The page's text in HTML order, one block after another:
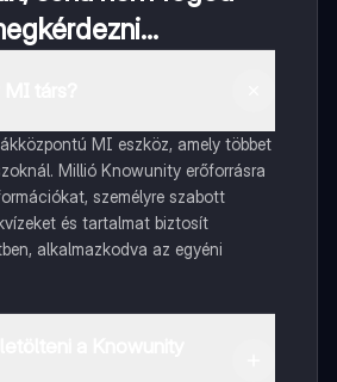
MI eszköz, amely többet
Millió Knowunity erőforrásra
személyre szabott
és tartalmat biztosít
alkalmazkodva az egyéni